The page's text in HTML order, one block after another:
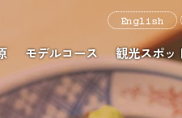
モデルコース 観光スポッ
English